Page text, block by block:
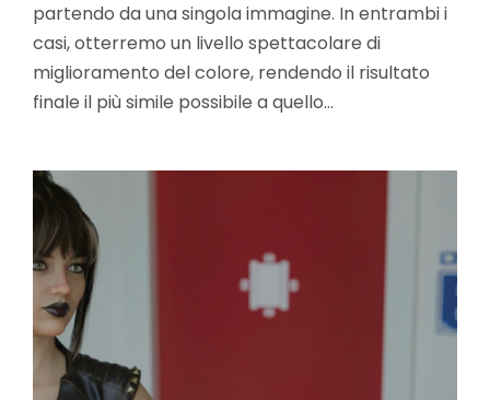
partendo da una singola immagine. In entrambi i
casi, otterremo un livello spettacolare di
miglioramento del colore, rendendo il risultato
finale il più simile possibile a quello…